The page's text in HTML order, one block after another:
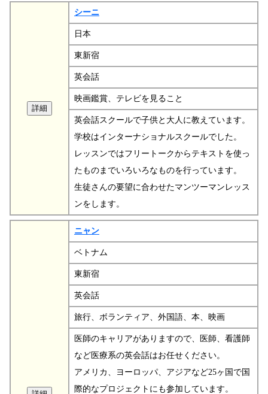
シーニ
日本
東新宿
英会話
映画鑑賞、テレビを見ること
英会話スクールで子供と大人に教えています。
学校はインターナショナルスクールでした。
レッスンではフリートークからテキストを使っ
たものまでいろいろなものを行っています。
生徒さんの要望に合わせたマンツーマンレッス
ンをします。
ニャン
ベトナム
東新宿
英会話
旅行、ボランティア、外国語、本、映画
医師のキャリアがありますので、医師、看護師
など医療系の英会話はお任せください。
アメリカ、ヨーロッパ、アジアなど25ヶ国で国
際的なプロジェクトにも参加しています。